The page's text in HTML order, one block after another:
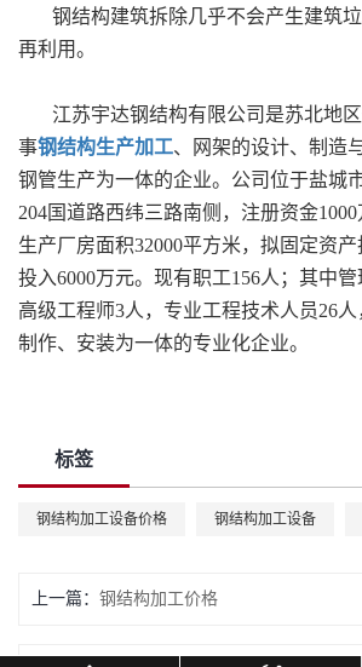
钢结构建筑拆除几乎不会产生建筑
再利用。
江苏宇达钢结构有限公司是苏北地
事钢结构生产加工、网架的设计、制造
钢管生产为一体的企业。公司位于盐城
204国道路西纬三路南侧，注册资金1000
生产厂房面积32000平方米，拟固定资
投入6000万元。现有职工156人；其中管
高级工程师3人，专业工程技术人员26人
制作、安装为一体的专业化企业。
标签
钢结构加工设备价格 钢结构加工设备
上一篇： 钢结构加工价格